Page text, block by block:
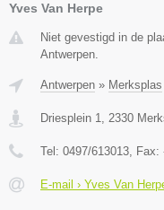
Yves Van Herpe
Niet gevestigd in de
Antwerpen.
Antwerpen » Merksplas
Driesplein 1, 2330
Tel: 0497/613013, Fax:
E-mail › Yves Van